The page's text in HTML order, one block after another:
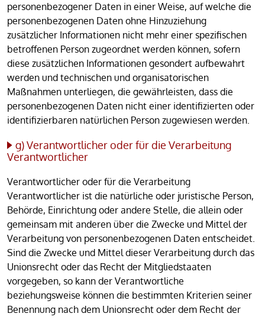
personenbezogener Daten in einer Weise, auf welche die
personenbezogenen Daten ohne Hinzuziehung
zusätzlicher Informationen nicht mehr einer spezifischen
betroffenen Person zugeordnet werden können, sofern
diese zusätzlichen Informationen gesondert aufbewahrt
werden und technischen und organisatorischen
Maßnahmen unterliegen, die gewährleisten, dass die
personenbezogenen Daten nicht einer identifizierten oder
identifizierbaren natürlichen Person zugewiesen werden.
g) Verantwortlicher oder für die Verarbeitung
Verantwortlicher
Verantwortlicher oder für die Verarbeitung
Verantwortlicher ist die natürliche oder juristische Person,
Behörde, Einrichtung oder andere Stelle, die allein oder
gemeinsam mit anderen über die Zwecke und Mittel der
Verarbeitung von personenbezogenen Daten entscheidet.
Sind die Zwecke und Mittel dieser Verarbeitung durch das
Unionsrecht oder das Recht der Mitgliedstaaten
vorgegeben, so kann der Verantwortliche
beziehungsweise können die bestimmten Kriterien seiner
Benennung nach dem Unionsrecht oder dem Recht der